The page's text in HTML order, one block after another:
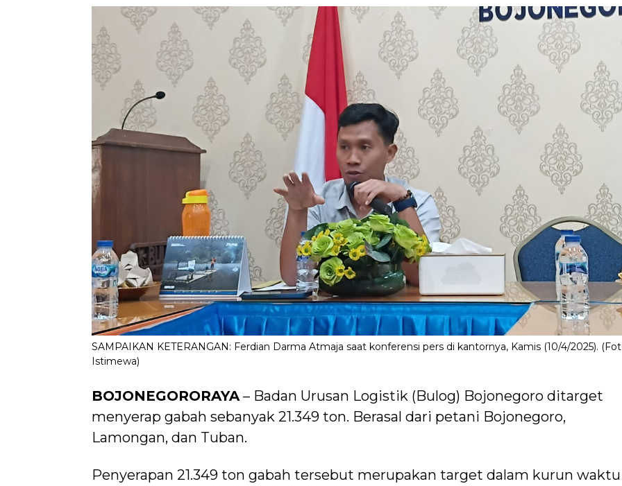
SAMPAIKAN KETERANGAN: Ferdian Darma Atmaja saat konferensi pers di kantornya, Kamis (10/4/2025).
Istimewa)
BOJONEGORORAYA – Badan Urusan Logistik (Bulog) Bojonegoro ditarget
menyerap gabah sebanyak 21.349 ton. Berasal dari petani Bojonegoro,
Lamongan, dan Tuban.
Penyerapan 21.349 ton gabah tersebut merupakan target dalam kurun waktu